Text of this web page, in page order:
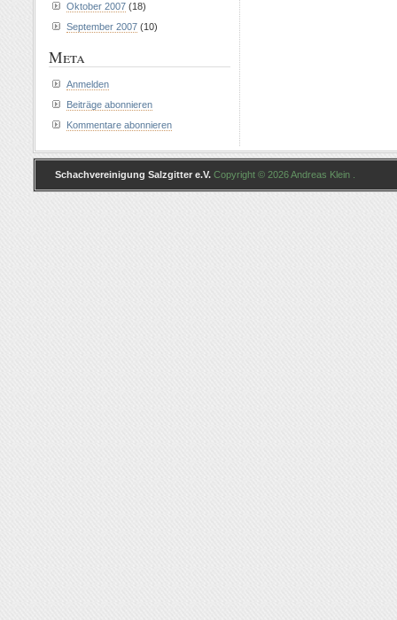
Oktober 2007 (18)
September 2007 (10)
Meta
Anmelden
Beiträge abonnieren
Kommentare abonnieren
Schachvereinigung Salzgitter e.V. Copyright © 2026 Andreas Klein .